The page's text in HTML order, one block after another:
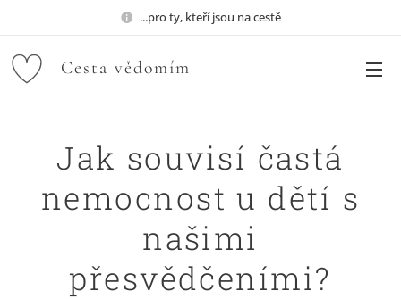
...pro ty, kteří jsou na cestě
Cesta vědomím
Jak souvisí častá
nemocnost u dětí s
našimi
přesvědčeními?